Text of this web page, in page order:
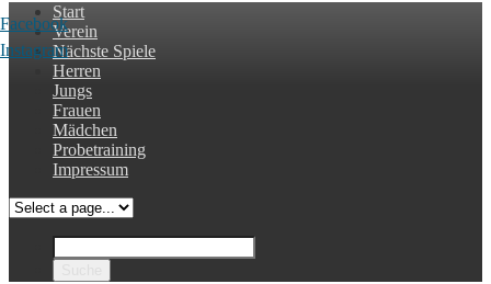
Start
Verein
Nächste Spiele
Herren
Jungs
Frauen
Mädchen
Probetraining
Impressum
Facebook
Instagram